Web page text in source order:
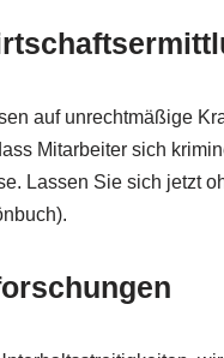
auf unrechtmäßige
Mitarbeiter sich
Lassen Sie sich jetzt